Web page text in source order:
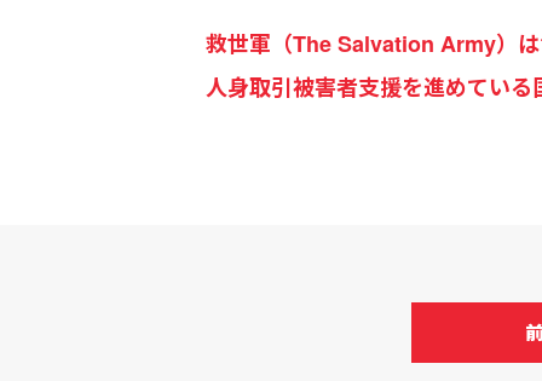
救世軍（The Salvation Army）
人身取引被害者支援を進めてい